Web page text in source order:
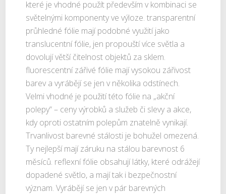
které je vhodné použít především v kombinaci se
světelnými komponenty ve výloze. transparentní
průhledné fólie mají podobné využití jako
translucentní fólie, jen propouští více světla a
dovolují větší čitelnost objektů za sklem.
fluorescentní zářivé fólie mají vysokou zářivost
barev a vyrábějí se jen v několika odstínech.
Velmi vhodné je použití této fólie na „akční
polepy“ – ceny výrobků a služeb či slevy a akce,
kdy oproti ostatním polepům znatelně vynikají.
Trvanlivost barevné stálosti je bohužel omezená.
Ty nejlepší mají záruku na stálou barevnost 6
měsíců. reflexní fólie obsahují látky, které odrážejí
dopadené světlo, a mají tak i bezpečnostní
význam. Vyrábějí se jen v pár barevných